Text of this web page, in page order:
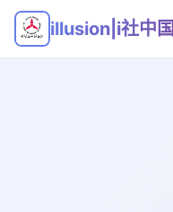
illusion|i社中国